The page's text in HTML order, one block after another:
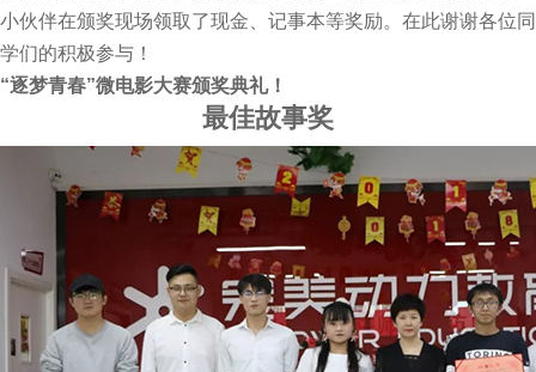
小伙伴在颁奖现场领取了现金、记事本等奖励。在此谢谢各位同
学们的积极参与！
“逐梦青春”微电影大赛颁奖典礼！
最佳故事奖